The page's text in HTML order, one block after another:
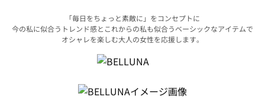
「毎日をちょっと素敵に」をコンセプトに
今の私に似合うトレンド感とこれからの私も似合うベーシックなアイテムで
オシャレを楽しむ大人の女性を応援します。